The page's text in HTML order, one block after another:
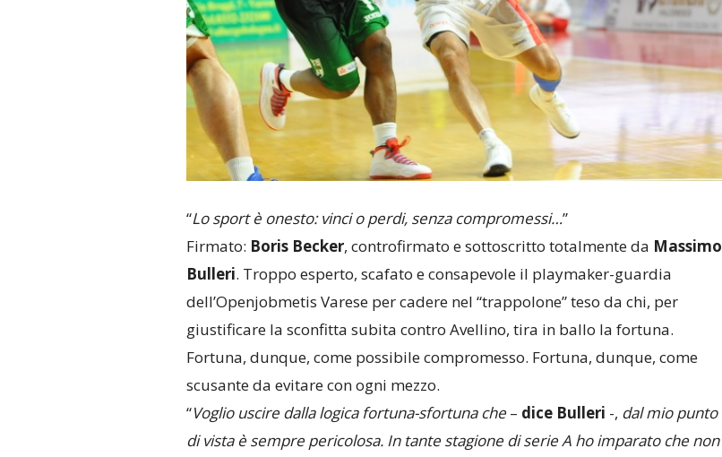
“Lo sport è onesto: vinci o perdi, senza compromessi…”
Firmato: Boris Becker, controfirmato e sottoscritto totalmente da Massimo
Bulleri. Troppo esperto, scafato e consapevole il playmaker-guardia
dell’Openjobmetis Varese per cadere nel “trappolone” teso da chi, per
giustificare la sconfitta subita contro Avellino, tira in ballo la fortuna.
Fortuna, dunque, come possibile compromesso. Fortuna, dunque, come
scusante da evitare con ogni mezzo.
“Voglio uscire dalla logica fortuna-sfortuna che– dice Bulleri -, dal mio punto
di vista è sempre pericolosa. In tante stagione di serie A ho imparato che non